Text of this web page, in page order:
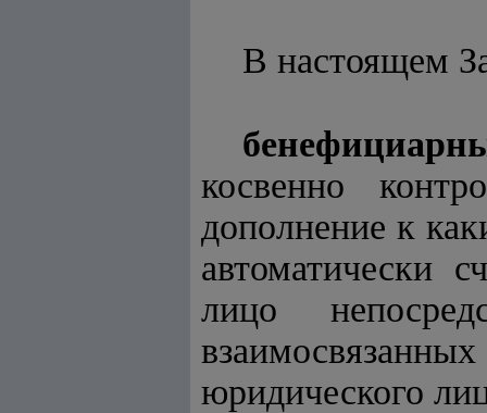
В настоящем
косвенно
дополнение к
автоматически
лицо
юридического